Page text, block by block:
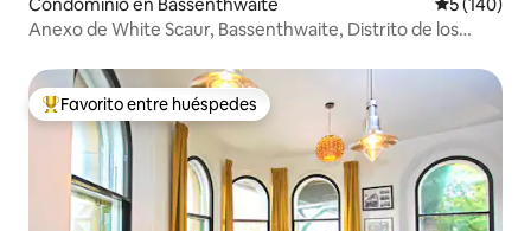
Condominio en Bassenthwaite
5 (140)
Anexo de White Scaur, Bassenthwaite, Distrito de los
De los mejores en Favorito entre huéspedes
Favorito entre huéspedes